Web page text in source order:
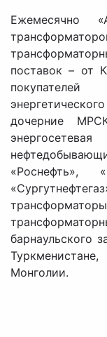
Ежемесячно
поставок – от
дочерние
«Роснефть»,
барнаульского
Монголии.